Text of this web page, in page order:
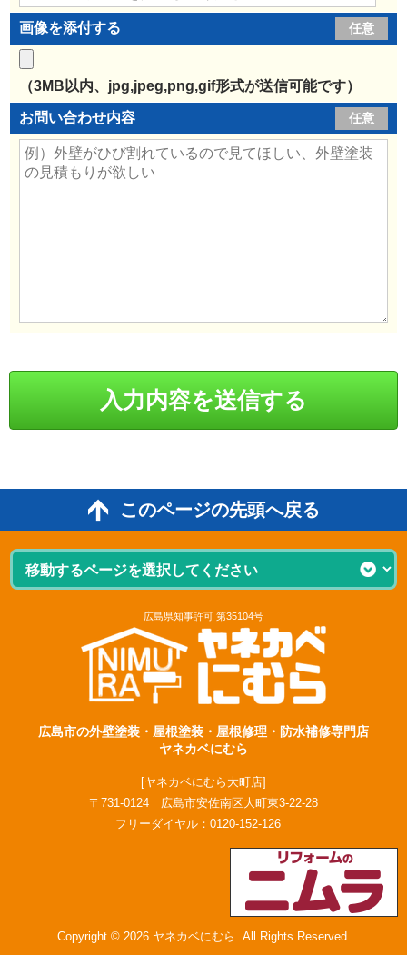
画像を添付する 任意
（3MB以内、jpg,jpeg,png,gif形式が送信可能です）
お問い合わせ内容 任意
このページの先頭へ戻る
広島県知事許可 第35104号
広島市の外壁塗装・屋根塗装・屋根修理・防水補修専門店
ヤネカベにむら
[ヤネカベにむら大町店]
〒731-0124 広島市安佐南区大町東3-22-28
フリーダイヤル： 0120-152-126
Copyright © 2026 ヤネカベにむら. All Rights Reserved.